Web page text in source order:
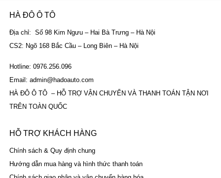
HÀ ĐÔ Ô TÔ
Địa chỉ: Số 98 Kim Ngưu – Hai Bà Trưng – Hà Nội
CS2: Ngõ 168 Bắc Cầu – Long Biên – Hà Nội
Hotline: 0976.256.096
Email: admin@hadoauto.com
HÀ ĐÔ Ô TÔ – HỖ TRỢ VẬN CHUYỂN VÀ THANH TOÁN TẬN NƠI
TRÊN TOÀN QUỐC
HỖ TRỢ KHÁCH HÀNG
Chính sách & Quy định chung
Hướng dẫn mua hàng và hình thức thanh toán